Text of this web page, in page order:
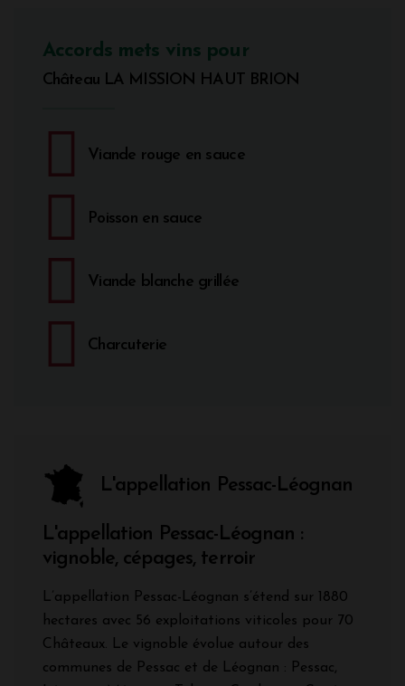
Accords mets vins pour
Château LA MISSION HAUT BRION
Viande rouge en sauce
Poisson en sauce
Viande blanche grillée
Charcuterie
L'appellation Pessac-Léognan
L'appellation Pessac-Léognan :
vignoble, cépages, terroir
L’appellation Pessac-Léognan s’étend sur 1880
hectares avec 56 exploitations viticoles pour 70
Châteaux. Le vignoble évolue autour des
communes de Pessac et de Léognan : Pessac,